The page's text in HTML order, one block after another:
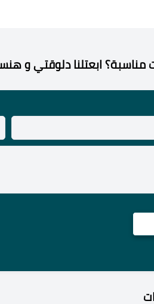
ابعتلنا دلوقتي و